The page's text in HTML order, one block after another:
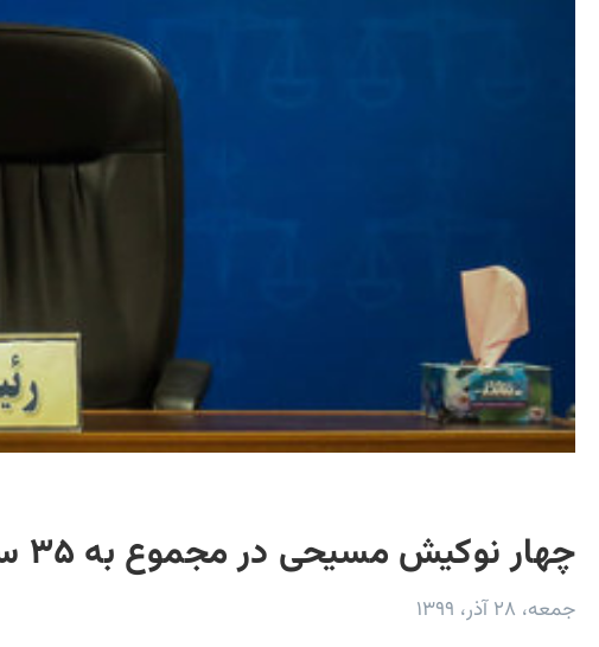
چهار نوکیش‌ مسیحی در مجموع به ۳۵ سال حبس محکوم شدند
جمعه، ۲۸ آذر، ۱۳۹۹